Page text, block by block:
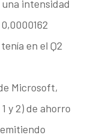
intensidad
en el Q2
Microsoft,
y 2) de ahorro